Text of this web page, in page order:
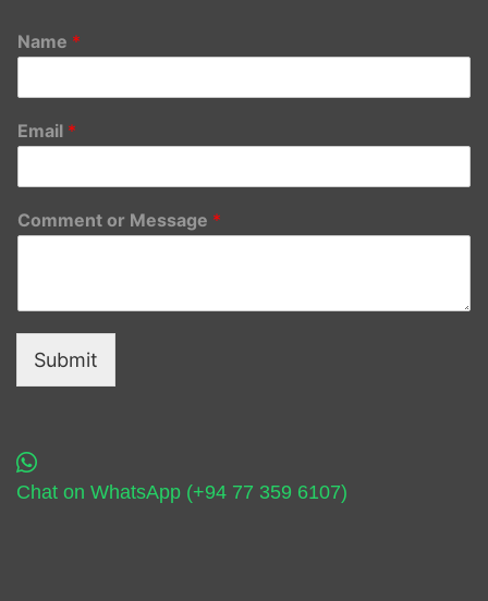
Name *
Email *
Comment or Message *
Submit
Chat on WhatsApp (+94 77 359 6107)